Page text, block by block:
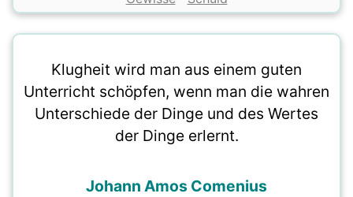
Klugheit wird man aus einem guten
Unterricht schöpfen, wenn man die wahren
Unterschiede der Dinge und des Wertes
der Dinge erlernt.
Johann Amos Comenius